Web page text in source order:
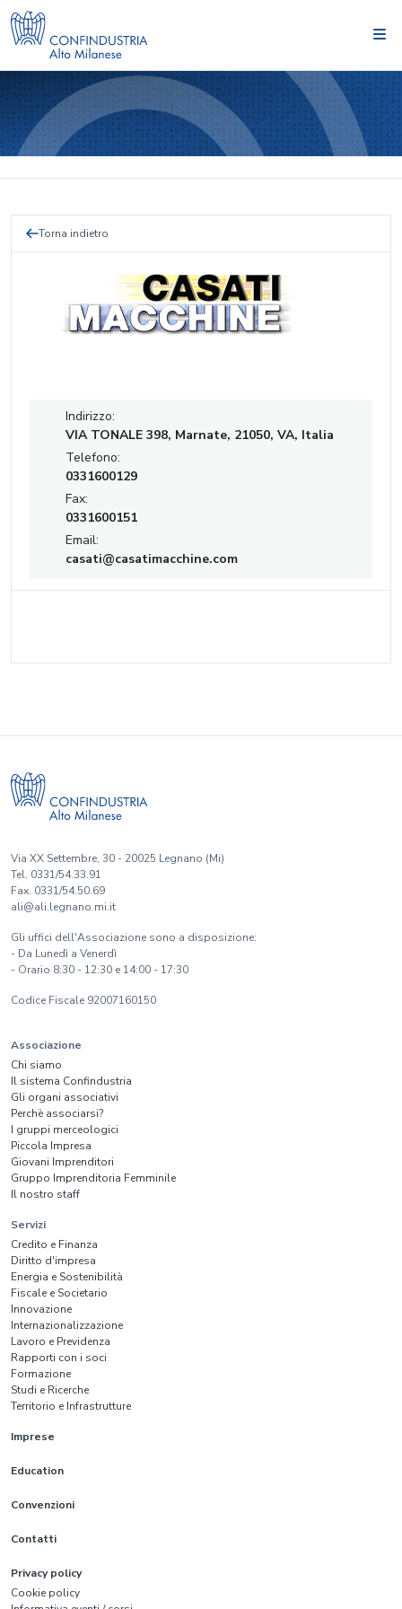
Torna indietro
Indirizzo:
VIA TONALE 398, Marnate, 21050, VA, Italia
Telefono:
0331600129
Fax:
0331600151
Email:
casati@casatimacchine.com
Via XX Settembre, 30 - 20025 Legnano (Mi)
Tel. 0331/54.33.91
Fax. 0331/54.50.69
ali@ali.legnano.mi.it
Gli uffici dell'Associazione sono a disposizione:
- Da Lunedì a Venerdì
- Orario 8:30 - 12:30 e 14:00 - 17:30
Codice Fiscale 92007160150
Associazione
Chi siamo
Il sistema Confindustria
Gli organi associativi
Perchè associarsi?
I gruppi merceologici
Piccola Impresa
Giovani Imprenditori
Gruppo Imprenditoria Femminile
Il nostro staff
Servizi
Credito e Finanza
Diritto d'impresa
Energia e Sostenibilità
Fiscale e Societario
Innovazione
Internazionalizzazione
Lavoro e Previdenza
Rapporti con i soci
Formazione
Studi e Ricerche
Territorio e Infrastrutture
Imprese
Education
Convenzioni
Contatti
Privacy policy
Cookie policy